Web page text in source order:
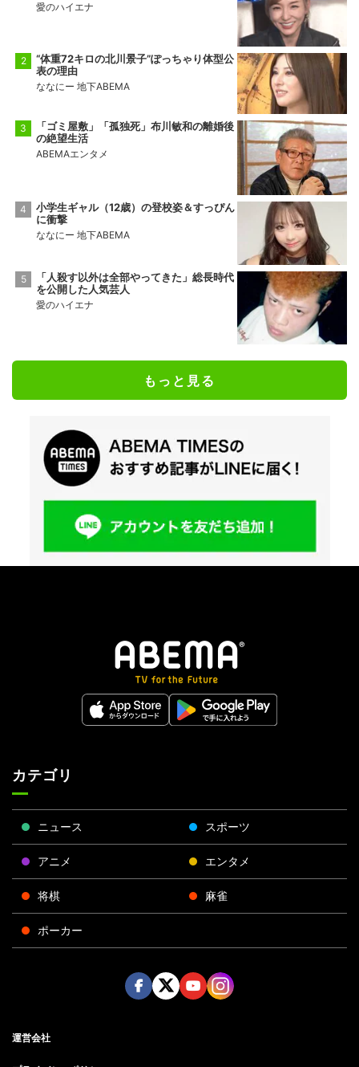
愛のハイエナ
“体重72キロの北川景子”ぽっちゃり体型公
表の理由
ななにー 地下ABEMA
「ゴミ屋敷」「孤独死」布川敏和の離婚後
の絶望生活
ABEMAエンタメ
小学生ギャル（12歳）の登校姿＆すっぴん
に衝撃
ななにー 地下ABEMA
「人殺す以外は全部やってきた」総長時代
を公開した人気芸人
愛のハイエナ
もっと見る
カテゴリ
ニュース スポーツ
アニメ エンタメ
将棋 麻雀
ポーカー
運営会社